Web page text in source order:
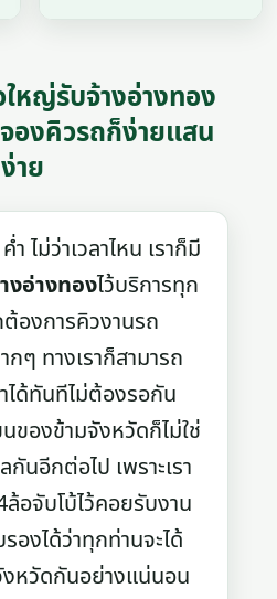
หญ่รับจ้างอ่างทอง
องคิวรถก็ง่ายแสน
ง่าย
ไม่ว่าเวลาไหน เราก็มี
งอ่างทองไว้บริการทุก
องการคิวงานรถ
ๆ ทางเราก็สามารถ
ได้ทันทีไม่ต้องรอกัน
ของข้ามจังหวัดก็ไม่ใช่
นอีกต่อไป เพราะเรา
อจับโบ้ไว้คอยรับงาน
องได้ว่าทุกท่านจะได้
หวัดกันอย่างแน่นอน